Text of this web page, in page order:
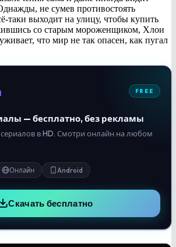
не сумев противостоять
таки выходит на улицу, чтобы купить
со старым мороженщиком, Хлои
что мир не так опасен, как пугал
FREE
— бесплатно, без рекламы
в HD. Смотри онлайн на любом
Онлайн Android
Скачать бесплатно